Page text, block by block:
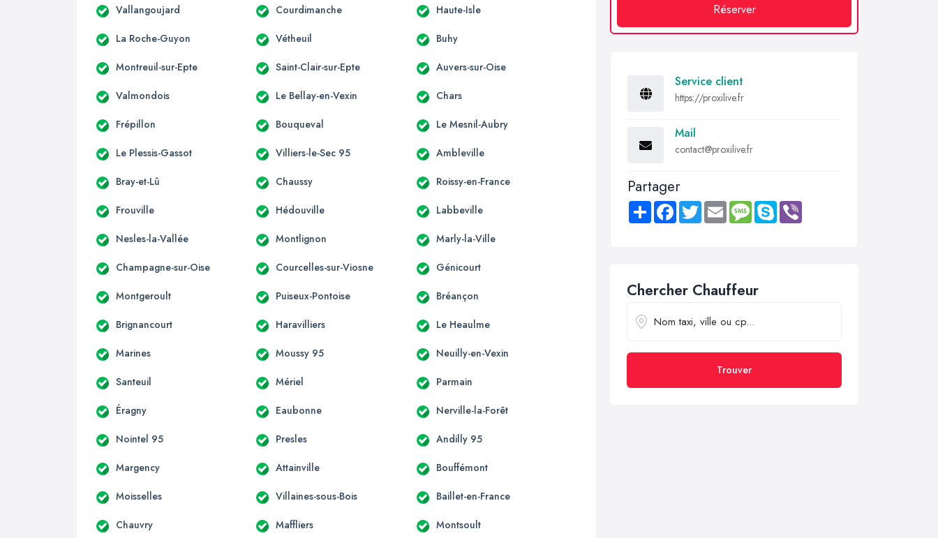
Vallangoujard Courdimanche Haute-Isle
La Roche-Guyon Vétheuil Buhy
Montreuil-sur-Epte Saint-Clair-sur-Epte Auvers-sur-Oise
Valmondois Le Bellay-en-Vexin Chars
Frépillon Bouqueval Le Mesnil-Aubry
Le Plessis-Gassot Villiers-le-Sec 95 Ambleville
Bray-et-Lû Chaussy Roissy-en-France
Frouville Hédouville Labbeville
Nesles-la-Vallée Montlignon Marly-la-Ville
Champagne-sur-Oise Courcelles-sur-Viosne Génicourt
Montgeroult Puiseux-Pontoise Bréançon
Brignancourt Haravilliers Le Heaulme
Marines Moussy 95 Neuilly-en-Vexin
Santeuil Mériel Parmain
Éragny Eaubonne Nerville-la-Forêt
Nointel 95 Presles Andilly 95
Margency Attainville Bouffémont
Moisselles Villaines-sous-Bois Baillet-en-France
Chauvry Maffliers Montsoult
Réserver
Service client
https://proxilive.fr
Mail
contact@proxilive.fr
Partager
Share FacebookTwitter Email MessageSkype
Chercher Chauffeur
Trouver